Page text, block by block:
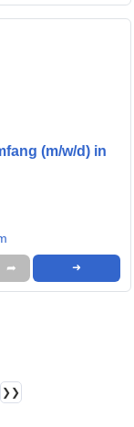
(m/w/d) in
➦ ➜
❯❯